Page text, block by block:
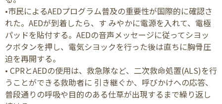
•市民によるAEDプログラム普及の重要性が国際的に確認さ
れた。AEDが到着したら、す みやかに電源を入れて、電極
パッドを貼付する。AEDの音声メッセージに従ってシヨッ
クボタンを押し、電気シヨックを行った後は直ちに胸骨圧
迫を再開する。
• CPRとAEDの使用は、救急隊など、二次救命処置(ALS)を行
うことができる救助者に 引き継ぐか、呼びかけへの応答、
普段通りの呼吸や目的のある仕草が出現するまで繰り返し